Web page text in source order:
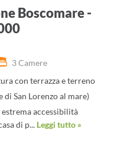
Boscomare -
3 Camere
con terrazza e terreno
di San Lorenzo al mare)
accessibilità
di p... Leggi tutto »